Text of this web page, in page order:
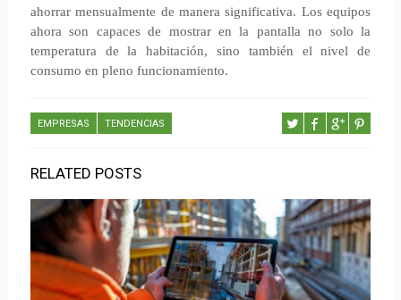
ahorrar mensualmente de manera significativa. Los equipos
ahora son capaces de mostrar en la pantalla no solo la
temperatura de la habitación, sino también el nivel de
consumo en pleno funcionamiento.
EMPRESAS TENDENCIAS
RELATED POSTS